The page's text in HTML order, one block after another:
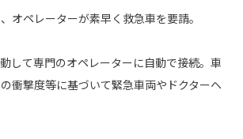
オペレーターが素早く救急車を要請。
して専門のオペレーターに自動で接続。車
衝撃度等に基づいて緊急車両やドクターヘ